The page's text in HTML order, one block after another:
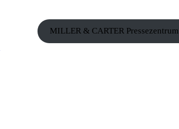
MILLER & CARTER Pressezentrum